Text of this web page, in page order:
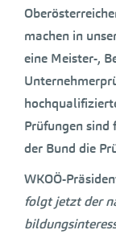
machen in
eine Meister-,
Prüfungen sind
der Bund die
WKOÖ-
folgt jetzt der